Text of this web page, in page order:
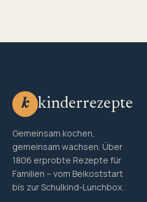
k kinderrezepte
Gemeinsam kochen,
gemeinsam wachsen. Über
1806 erprobte Rezepte für
Familien – vom Beikoststart
bis zur Schulkind-Lunchbox.